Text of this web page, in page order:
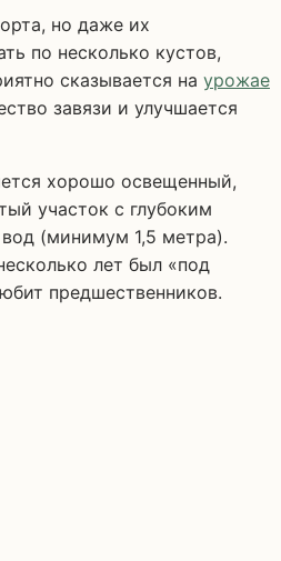
но даже их
по несколько кустов,
сказывается на урожае
завязи и улучшается
хорошо освещенный,
участок с глубоким
(минимум 1,5 метра).
лет был «под
предшественников.